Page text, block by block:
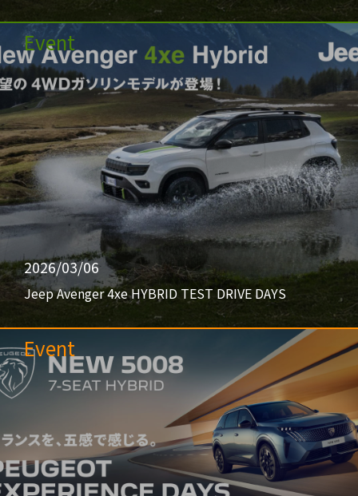
Event
2026/03/06
Jeep Avenger 4xe HYBRID TEST DRIVE DAYS
Event